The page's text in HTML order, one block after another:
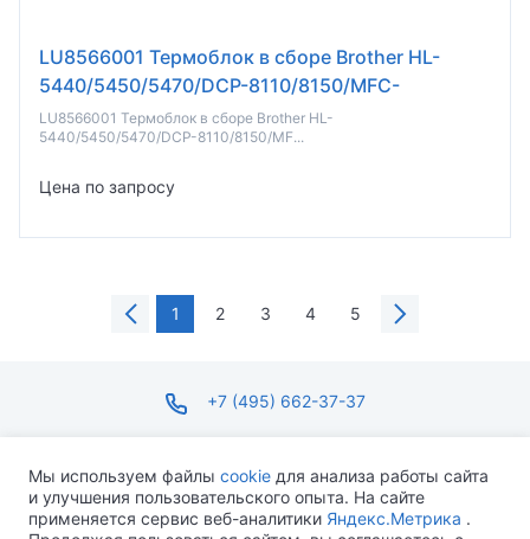
LU8566001 Термоблок в сборе Brother HL-
5440/5450/5470/DCP-8110/8150/MFC-
8510/8810/8910 (JPN)
LU8566001 Термоблок в сборе Brother HL-
5440/5450/5470/DCP-8110/8150/MF...
Цена по запросу
1 2 3 4 5
+7 (495) 662-37-37
ПН-ПТ С 09:00 ДО 18:00 СБ-ВС ВЫХОДНОЙ
Мы используем файлы cookie для анализа работы сайта
и улучшения пользовательского опыта. На сайте
применяется сервис веб-аналитики Яндекс.Метрика .